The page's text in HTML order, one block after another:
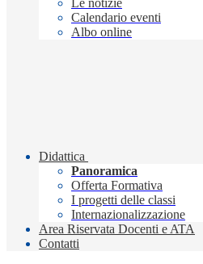
Le notizie
Calendario eventi
Albo online
Didattica
Panoramica
Offerta Formativa
I progetti delle classi
Internazionalizzazione
Area Riservata Docenti e ATA
Contatti